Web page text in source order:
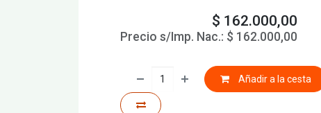
$ 162.000,00
Precio s/Imp. Nac.: $ 162.000,00
Añadir a la cesta